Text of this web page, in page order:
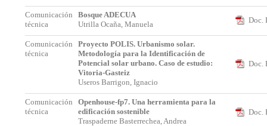
Comunicación
técnica
Bosque ADECUA
Utrilla Ocaña, Manuela
Doc.
Comunicación
técnica
Proyecto POLIS. Urbanismo solar.
Metodología para la Identificación de
Potencial solar urbano. Caso de estudio:
Vitoria-Gasteiz
Useros Barrigon, Ignacio
Doc.
Comunicación
técnica
Openhouse-fp7. Una herramienta para la
edificación sostenible
Traspaderne Basterrechea, Andrea
Doc.